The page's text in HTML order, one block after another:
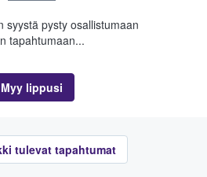
syystä pysty osallistumaan
tapahtumaan...
Myy lippusi
tulevat tapahtumat